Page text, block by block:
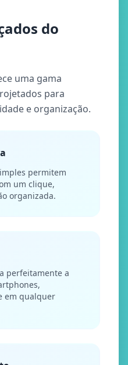
do
uma gama
para
e organização.
permitem
um clique,
organizada.
perfeitamente a
em qualquer